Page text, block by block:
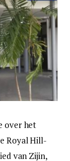
over het
Royal Hill-
van Zijin,